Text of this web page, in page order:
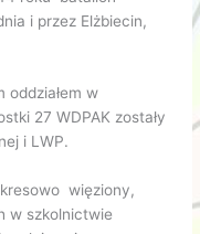
i przez Elżbiecin,
oddziałem w
27 WDPAK zostały
i LWP.
więziony,
szkolnictwie